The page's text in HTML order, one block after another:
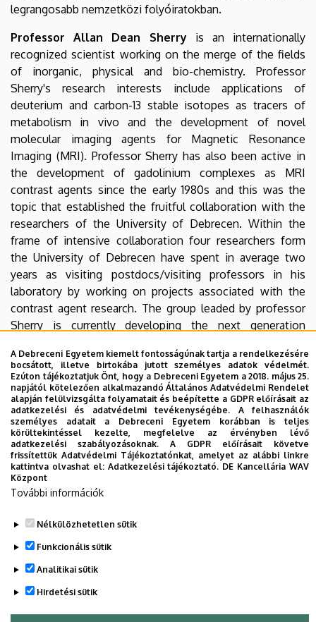
legrangosabb nemzetközi folyóiratokban.
Professor Allan Dean Sherryis an internationally
recognized scientist working on the merge of the fields
of inorganic, physical and bio-chemistry. Professor
Sherry's research interests include applications of
deuterium and carbon-13 stable isotopes as tracers of
metabolism in vivo and the development of novel
molecular imaging agents for Magnetic Resonance
Imaging (MRI). Professor Sherry has also been active in
the development of gadolinium complexes as MRI
contrast agents since the early 1980s and this was the
topic that established the fruitful collaboration with the
researchers of the University of Debrecen. Within the
frame of intensive collaboration four researchers form
the University of Debrecen have spent in average two
years as visiting postdocs/visiting professors in his
laboratory by working on projects associated with the
contrast agent research. The group leaded by professor
Sherry is currently developing the next generation
as pH, Zn2+ or lactate ion sensitive agents). His intensive
research performed within the frame of collaborations
with chemists, biologists and medical doctors has
returned more than 500 research items (papers, patents,
book chapters etc.) published in highly ranked journals, of
these 42 items were published jointly with the
researchers from Debrecen.
Legutóbb frissítve: 2021. 08. 18. 13:18
A Debreceni Egyetem kiemelt fontosságúnak tartja a rendelkezésére
bocsátott, illetve birtokába jutott személyes adatok védelmét.
Ezúton tájékoztatjuk Önt, hogy a Debreceni Egyetem a 2018. május 25.
napjától kötelezően alkalmazandó Általános Adatvédelmi Rendelet
alapján felülvizsgálta folyamatait és beépítette a GDPR előírásait az
adatkezelési és adatvédelmi tevékenységébe. A felhasználók
személyes adatait a Debreceni Egyetem korábban is teljes
körültekintéssel kezelte, megfelelve az érvényben lévő
adatkezelési szabályozásoknak. A GDPR előírásait követve
frissítettük Adatvédelmi Tájékoztatónkat, amelyet az alábbi linkre
kattintva olvashat el: Adatkezelési tájékoztató. DE Kancellária WAV
Központ
További információk
Nélkülözhetetlen sütik
Funkcionális sütik
Analitikai sütik
Hirdetési sütik